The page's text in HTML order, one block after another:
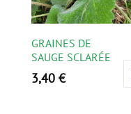
GRAINES DE
SAUGE SCLARÉE
3,40 €